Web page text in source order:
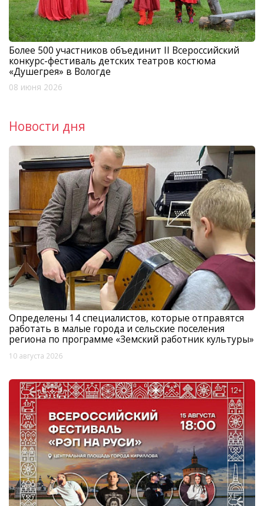
Более 500 участников объединит II Всероссийский
конкурс-фестиваль детских театров костюма
«Душегрея» в Вологде
08 июня 2026
Новости дня
Определены 14 специалистов, которые отправятся
работать в малые города и сельские поселения
региона по программе «Земский работник культуры»
10 августа 2026